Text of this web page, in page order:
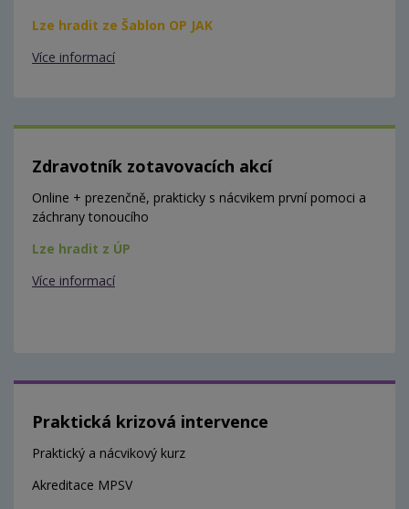
Lze hradit ze Šablon OP JAK
Více informací
Zdravotník zotavovacích akcí
Online + prezenčně, prakticky s nácvikem první pomoci a
záchrany tonoucího
Lze hradit z ÚP
Více informací
Praktická krizová intervence
Praktický a nácvikový kurz
Akreditace MPSV